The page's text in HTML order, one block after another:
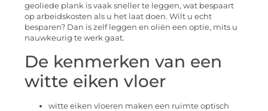
geoliede plank is vaak sneller te leggen, wat bespaart
op arbeidskosten als u het laat doen. Wilt u echt
besparen? Dan is zelf leggen en oliën een optie, mits u
nauwkeurig te werk gaat.
De kenmerken van een
witte eiken vloer
witte eiken vloeren maken een ruimte optisch